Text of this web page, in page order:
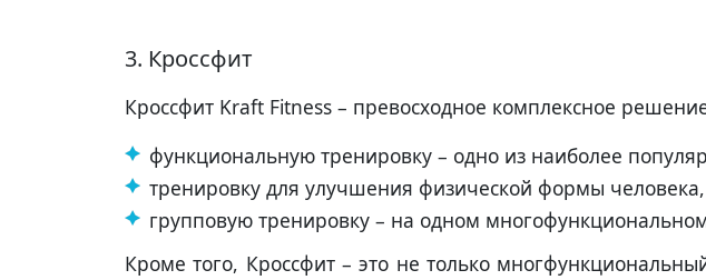
3. Кроссфит
Кроссфит Kraft Fitness – превосходное комплексное
функциональную тренировку – одно из наиболее
тренировку для улучшения физической формы
групповую тренировку – на одном
Кроме того, Кроссфит – это не только